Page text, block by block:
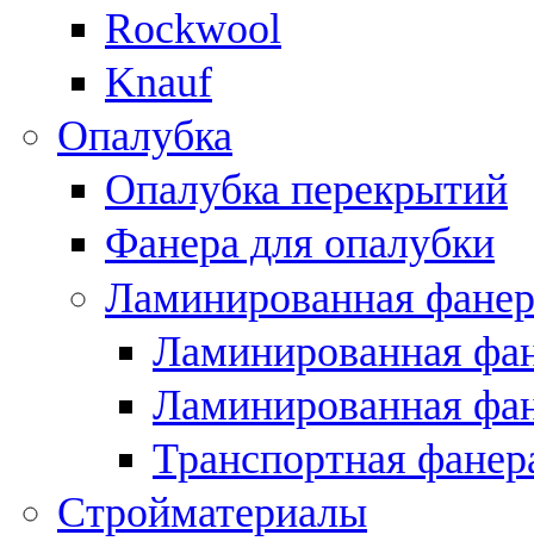
Rockwool
Knauf
Опалубка
Опалубка перекрытий
Фанера для опалубки
Ламинированная
Ламинированная
Ламинированная
Транспортная
Стройматериалы